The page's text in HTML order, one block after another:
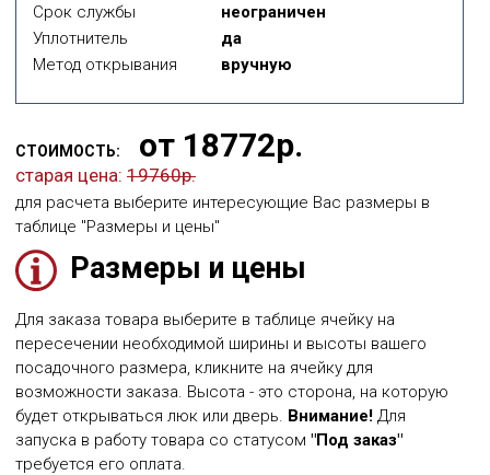
Срок службы
неограничен
Уплотнитель
да
Метод открывания
вручную
СТОИМОСТЬ: от 18772р.
старая цена: 19760р.
для расчета выберите интересующие Вас размеры в
таблице "Размеры и цены"
Размеры и цены
Для заказа товара выберите в таблице ячейку на
пересечении необходимой ширины и высоты вашего
посадочного размера, кликните на ячейку для
возможности заказа. Высота - это сторона, на которую
будет открываться люк или дверь. Внимание! Для
запуска в работу товара со статусом "Под заказ"
требуется его оплата.